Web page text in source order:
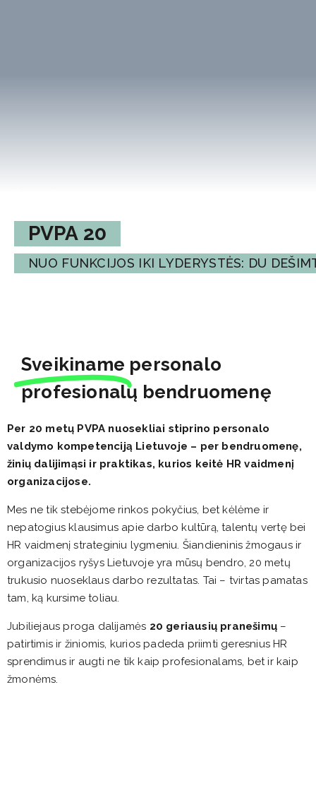
PVPA 20
NUO FUNKCIJOS IKI LYDERYSTĖS: DU
Sveikiname personalo
profesionalų bendruomenę
Per 20 metų PVPA nuosekliai stiprino personalo
valdymo kompetenciją Lietuvoje – per bendruomenę,
žinių dalijimąsi ir praktikas, kurios keitė HR vaidmenį
organizacijose.
Mes ne tik stebėjome rinkos pokyčius, bet kėlėme ir
nepatogius klausimus apie darbo kultūrą, talentų vertę bei
HR vaidmenį strateginiu lygmeniu. Šiandieninis žmogaus ir
organizacijos ryšys Lietuvoje yra mūsų bendro, 20 metų
trukusio nuoseklaus darbo rezultatas. Tai – tvirtas pamatas
tam, ką kursime toliau.
Jubiliejaus proga dalijamės 20 geriausių pranešimų –
patirtimis ir žiniomis, kurios padeda priimti geresnius HR
sprendimus ir augti ne tik kaip profesionalams, bet ir kaip
žmonėms.